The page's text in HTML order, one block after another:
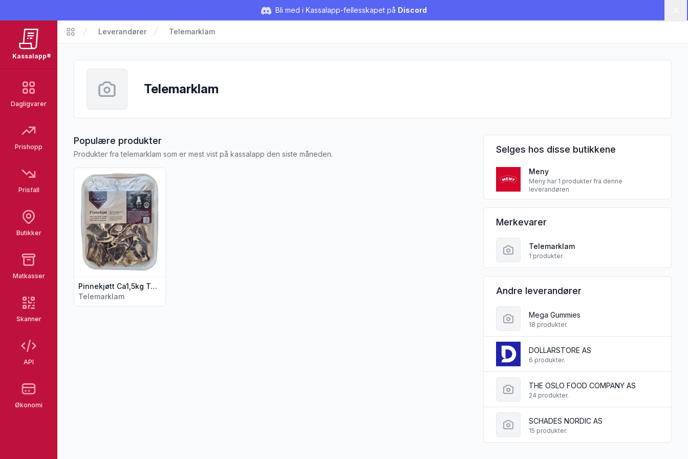
Bli med i Kassalapp-fellesskapet på Discord
Kassalapp®
Dagligvarer
Prishopp
Prisfall
Butikker
Matkasser
Skanner
API
Økonomi
Kassalapp
Leverandører Telemarklam
Telemarklam
Populære produkterfra Telemarklam
Produkter fra telemarklam som er mest vist på kassalapp den siste måneden.
Pinnekjøtt Ca1,5kg Telemarklam
Telemarklam
Vis flere detaljer for produktet "Pinnekjøtt Ca1,5kg Telemarklam"
Selges hos disse butikkene
Meny
Meny har 1 produkter fra denne
leverandøren
Telemarklam sine
Merkevarer
Telemarklam
1 produkter.
Andre leverandører
Mega Gummies
18 produkter.
DOLLARSTORE AS
6 produkter.
THE OSLO FOOD COMPANY AS
24 produkter.
SCHADES NORDIC AS
15 produkter.